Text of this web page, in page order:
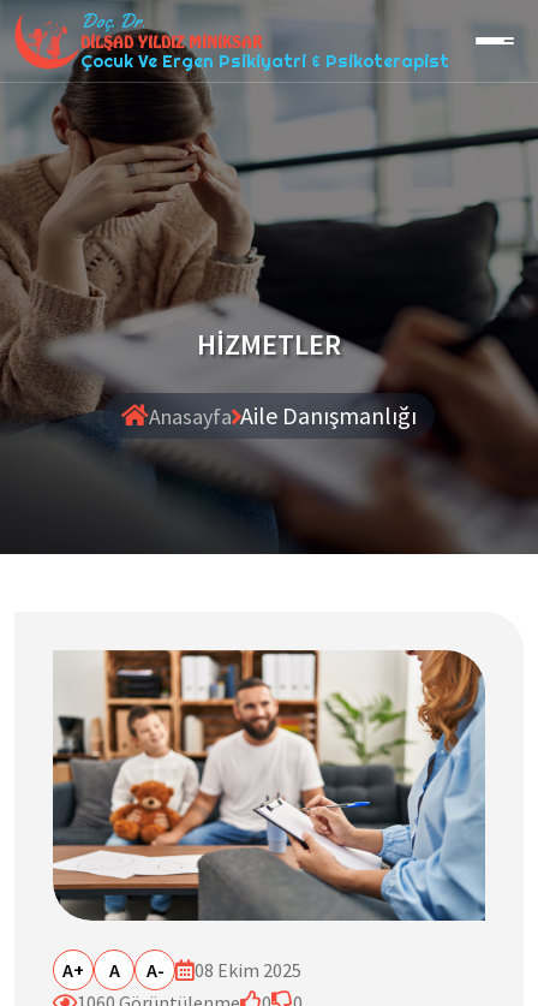
Doç. Dr.
DİLŞAD YILDIZ MİNİKSAR
Çocuk Ve Ergen Psikiyatri & Psikoterapist
HİZMETLER
Anasayfa Aile Danışmanlığı
A+ A A-
08 Ekim 2025